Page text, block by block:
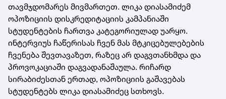
თავმჯდომარეს მივმართეთ. ლიკა დიასამიძემ
ოპოზიციის დისკრედიტაციის კამპანიაში
სტუდენტების ჩართვა კატეგორიულად უარყო.
ინტერვიუს ჩაწერისას ჩვენ მას მტკიცებულებების
ჩვენება შევთავაზეთ, რაზეც არ დაგვთანხმდა და
პროვოკაციაში დაგვადანაშაულა. რიჩარდ
სირაბიძესთან ერთად, ოპოზიციის გაშავებას
სტუდენტებს ლიკა დიასამიძეც სთხოვს.